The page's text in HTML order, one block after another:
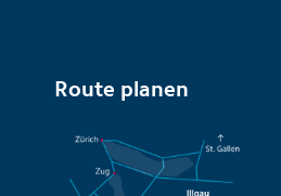
Route planen